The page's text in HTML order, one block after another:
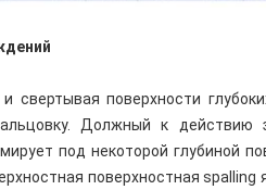
свертывая поверхности
Должный к действию
под некоторой глубиной
поверхностная spalling